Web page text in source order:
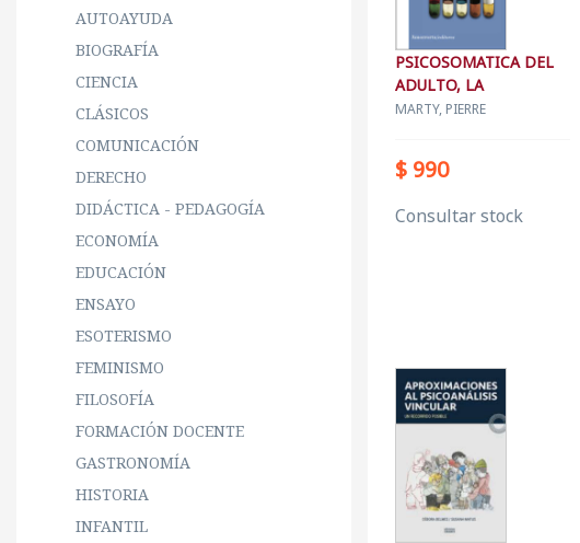
AUTOAYUDA
BIOGRAFÍA
CIENCIA
CLÁSICOS
COMUNICACIÓN
DERECHO
DIDÁCTICA - PEDAGOGÍA
ECONOMÍA
EDUCACIÓN
ENSAYO
ESOTERISMO
FEMINISMO
FILOSOFÍA
FORMACIÓN DOCENTE
GASTRONOMÍA
HISTORIA
INFANTIL
PSICOSOMATICA DEL
ADULTO, LA
MARTY, PIERRE
$ 990
Consultar stock